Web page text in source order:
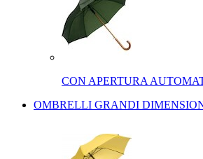
CON APERTURA
OMBRELLI GRANDI